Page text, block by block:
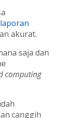
laporan
akurat.
saja dan
computing
canggih